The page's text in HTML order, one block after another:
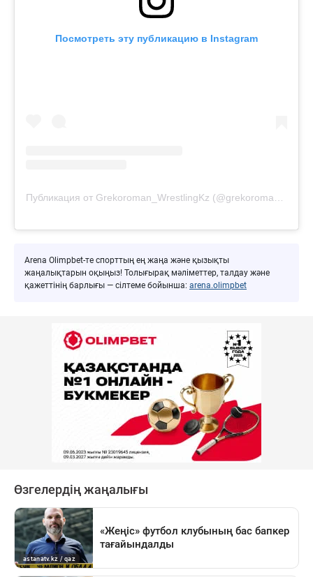
Посмотреть эту публикацию в Instagram
Arena Olimpbet-те спорттың ең жаңа және қызықты
жаңалықтарын оқыңыз! Толығырақ мәліметтер, талдау және
қажеттінің барлығы — сілтеме бойынша: arena.olimpbet